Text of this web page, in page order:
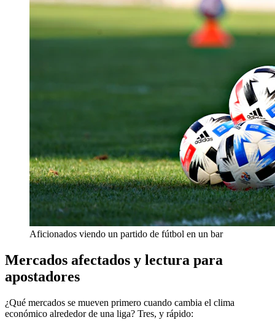
Aficionados viendo un partido de fútbol en un bar
Mercados afectados y lectura para
apostadores
¿Qué mercados se mueven primero cuando cambia el clima
económico alrededor de una liga? Tres, y rápido: